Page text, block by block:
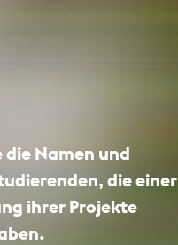
die Namen und
die einer
ihrer Projekte